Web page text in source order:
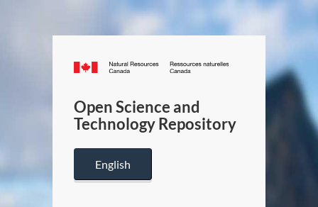
Canada.ca
/
Canada
Open Science and
Technology Repository
English